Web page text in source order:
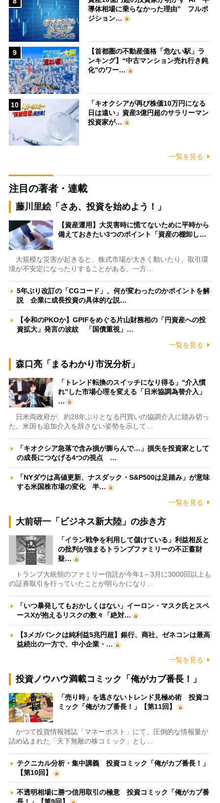
導体相場に乗らなかった理由” フルポ
ジション…
9
【首都圏の不動産価格「危ない駅」ラ
ンキング】“中古マンション売れ行き鈍
化”のワー…
10
「キオクシアが再び株価10万円になる
日は遠い」資産3億円超のサラリーマン
投資家が…
一覧を見る
注目の著者・連載
藤川里絵「さあ、投資を始めよう！」
【資産運用】大災害時に慌てないために平時から
備えておきたい3つのポイント「資産の棚卸し…
大規模な災害が起きると、株式市場が大きく動いたり、取引環
境が不安定になったりすることがある。一方…
5年ぶり改訂の「CGコード」、何が変わったのかポイントを解
説 企業に成長投資の具体的な説…
【令和のPKOか】GPIFをめぐる片山財務相の「円資産への投
資拡大」発言の波紋 「国債重視」…
一覧を見る
森口亮「まるわかり市況分析」
「トレンド転換のスイッチになり得る」“介入慣
れ”した市場心理を変える「日米協調為替介入」
…
日米両政府が、約28年ぶりとなる円買いの協調介入に踏み切っ
た。米国も追加介入を辞さない姿勢を示して…
「キオクシア急落で含み損が膨らんで…」損失を投資家として
の成長につなげる4つの視点 …
「NYダウは高値更新、ナスダック・S&P500は足踏み」が意味
する米国株市場の変化 半…
一覧を見る
大前研一「ビジネス新大陸」の歩き方
「イラン戦争を利用して儲けている」利益相反と
の批判が強まるトランプファミリーの不正蓄財
疑…
トランプ大統領のファミリー信託が今年1～3月に3000回以上も
の証券取引を行っていたことが明らかになり…
「いつ暴発してもおかしくはない」イーロン・マスク氏とスペ
ースXが抱えるリスクの数々「絶対…
【3メガバンクは純利益5兆円超】銀行、商社、ゼネコンは最高
益続出の一方で、中小企業・…
一覧を見る
投資ノウハウ満載コミック「俺がカブ番長！」
「売り時」を逃さないトレンド見極め術 投資コ
ミック「俺がカブ番長！」【第11回】
かつて投資情報雑誌「マネーポスト」にて、圧倒的な情報量が
詰め込まれた「天下無敵の株コミック」とし…
テクニカル分析・集中講義 投資コミック「俺がカブ番長！」
【第10回】
不透明相場に勝つ信用取引の極意 投資コミック「俺がカブ番